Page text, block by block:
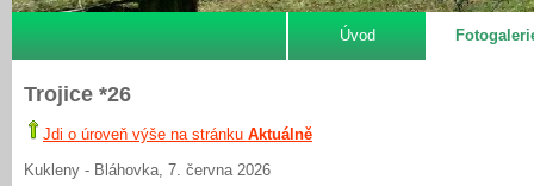
Úvod
Trojice *26
Jdi o úroveň výše na stránku Aktuálně
Kukleny - Bláhovka, 7. června 2026